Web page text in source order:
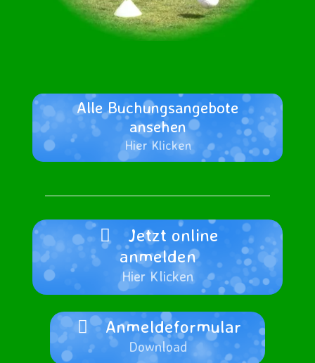
Alle Buchungs­angebote
ansehen
Hier Klicken
Jetzt online
anmelden
Hier Klicken
Anmeldeformular
Download